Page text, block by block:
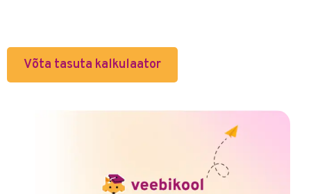
Võta tasuta kalkulaator